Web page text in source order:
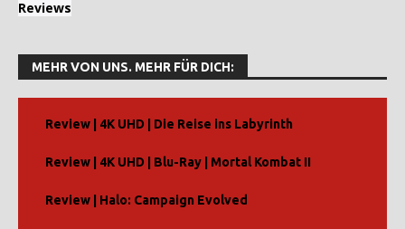
Reviews
MEHR VON UNS. MEHR FÜR DICH:
Review | 4K UHD | Die Reise ins Labyrinth
Review | 4K UHD | Blu-Ray | Mortal Kombat II
Review | Halo: Campaign Evolved